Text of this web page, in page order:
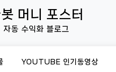
머니 포스터
자동 수익화 블로그
YOUTUBE 인기동영상